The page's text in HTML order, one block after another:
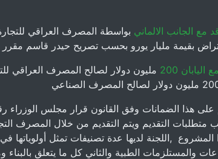
مع الجانب الالماني
200
مليون دولار لصالح المصرف العراقي
حسب متطلبات التقديم ويتم التقديم من خلال المصرف
المشروع ,اللجنة لديها عدة تصنيفات تمثل أولوياتها
والمستلزمات الطبية والثاني كل ما يتعلق بالبناء